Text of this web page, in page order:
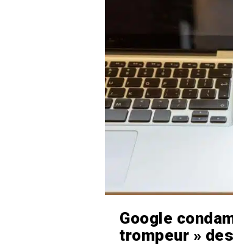
Google
trompeur »